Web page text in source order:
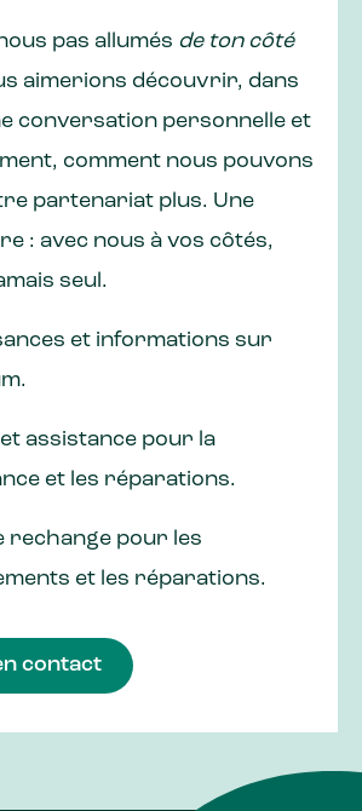
pas allumés de ton côté
aimerions découvrir, dans
conversation personnelle et
comment nous pouvons
partenariat plus. Une
: avec nous à vos côtés,
seul.
et informations sur
assistance pour la
et les réparations.
rechange pour les
et les réparations.
contact